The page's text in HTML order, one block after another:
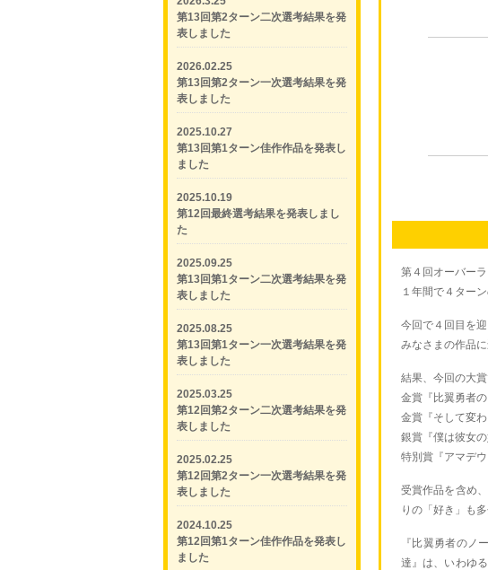
第13回第2ターン二次選考結果を発
表しました
2026.02.25
第13回第2ターン一次選考結果を発
表しました
2025.10.27
第13回第1ターン佳作作品を発表し
ました
2025.10.19
第12回最終選考結果を発表しまし
た
2025.09.25
第13回第1ターン二次選考結果を発
表しました
2025.08.25
第13回第1ターン一次選考結果を発
表しました
2025.03.25
第12回第2ターン二次選考結果を発
表しました
2025.02.25
第12回第2ターン一次選考結果を発
表しました
2024.10.25
第12回第1ターン佳作作品を発表し
ました
第４回オーバー
１年間で４ター
今回で４回目を
みなさまの作品
結果、今回の大
金賞『比翼勇者
金賞『そして変
銀賞『僕は彼女の
特別賞『アマデウ
受賞作品を含め
りの「好き」も
『比翼勇者のノ
達』は、いわゆ